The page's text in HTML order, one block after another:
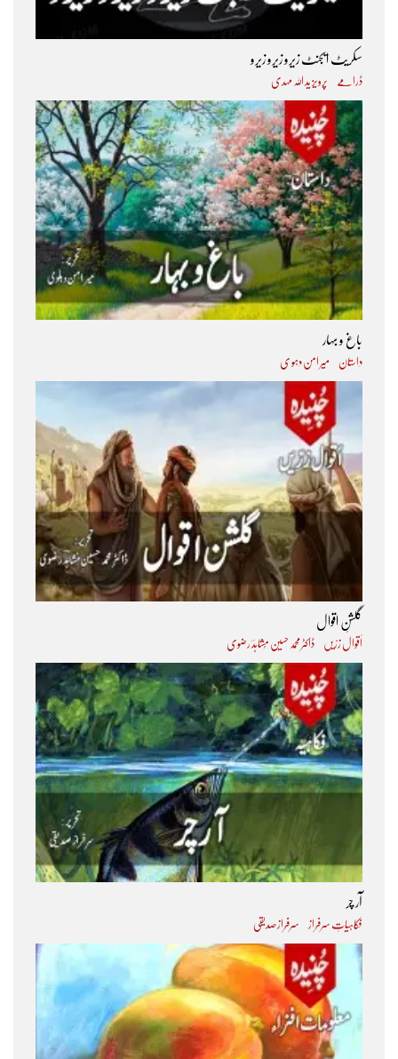
سکریٹ ایجنٹ زیرو زیرو زیرو
ڈرامے پرویز ید اللہ مہدی
باغ و بہار
داستان میر امن دہو ی
گلشنِ اقوال
اَقوال زرّیں ڈاکٹر محمد حسین مُشاہدؔ رضوی
آر چر
فکاہیاتِ سرفراز سرفراز صدیقی